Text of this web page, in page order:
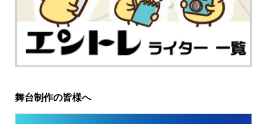
舞台制作の皆様へ